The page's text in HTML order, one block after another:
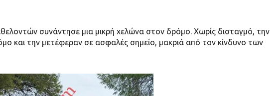
συνάντησε μια μικρή χελώνα στον δρόμο. Χωρίς δισταγμό, την
και την μετέφεραν σε ασφαλές σημείο, μακριά από τον κίνδυνο των